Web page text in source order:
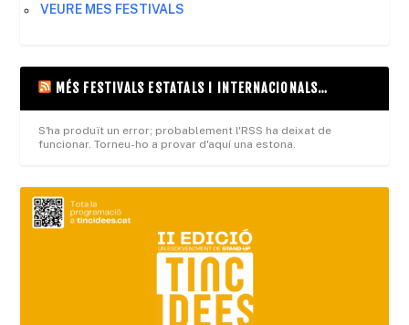
VEURE MES FESTIVALS
MÉS FESTIVALS ESTATALS I INTERNACIONALS…
S'ha produït un error; probablement l'RSS ha deixat de
funcionar. Torneu-ho a provar d'aquí una estona.